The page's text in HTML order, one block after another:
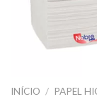
INÍCIO / PAPEL